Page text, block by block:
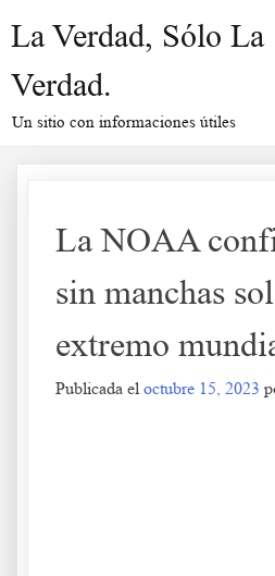
La Verdad, Sólo La
Verdad.
Un sitio con informaciones útiles
La NOAA
sin manchas
extremo
Publicada el octubre 15, 2023